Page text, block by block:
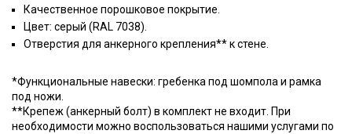
Качественное порошковое покрытие.
Цвет: серый (RAL 7038).
Отверстия для анкерного крепления** к стене.
*Функциональные навески: гребенка под шомпола и рамка
под ножи.
**Крепеж (анкерный болт) в комплект не входит. При
необходимости можно воспользоваться нашими услугами по